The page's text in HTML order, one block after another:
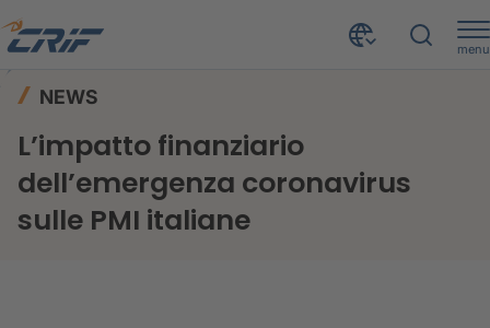
menu
NEWS
L’impatto finanziario
dell’emergenza coronavirus
sulle PMI italiane